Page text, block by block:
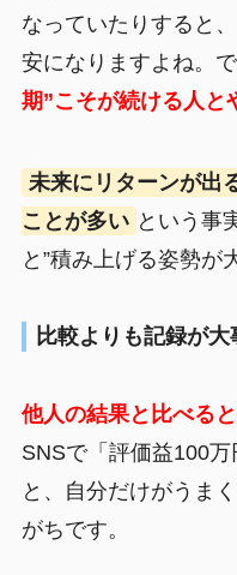
なっていたりすると
安になりますよね。で
期”こそが続ける人と
未来にリターンが出
ことが多い という事
と”積み上げる姿勢が
比較よりも記録が大
他人の結果と比べる
SNSで「評価益100
と、自分だけがうま
がちです。